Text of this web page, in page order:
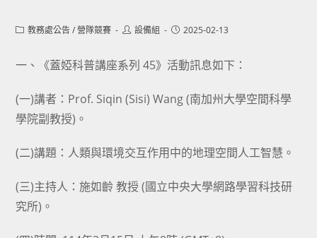
Post教務處公告 / 營隊競賽
Post設備組
Post2025-02-13
一、《蓋婭科普講座系列 45》活動訊息如下：
(一)講者：Prof. Siqin (Sisi) Wang (南加州大學空間科學
學院副教授)。
(二)講題：人類與環境交互作用中的地理空間人工智慧。
(三)主持人：施如齡 教授 (國立中央大學網路學習科技研
究所)。